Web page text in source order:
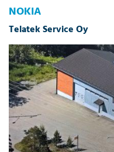
NOKIA
Telatek Service Oy